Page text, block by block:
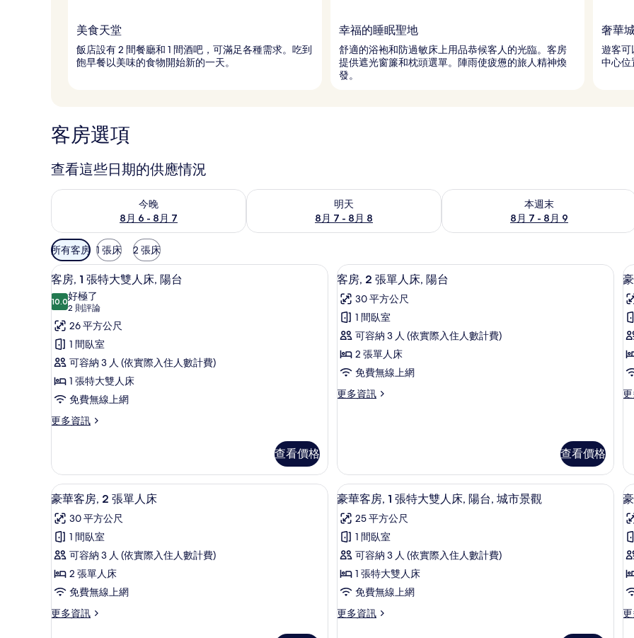
美食天堂
飯店設有 2 間餐廳和 1 間酒吧，可滿足各種需求。吃到
飽早餐以美味的食物開始新的一天。
幸福的睡眠聖地
舒適的浴袍和防過敏床上用品恭候客人的光臨。客房
提供遮光窗簾和枕頭選單。陣雨使疲憊的旅人精神煥
發。
奢華
遊客可
中心位
客房選項
查看這些日期的供應情況
今晚
8月 6 - 8月 7
查看今晚 (8月 6 - 8月 7) 的供應情況
明天
8月 7 - 8月 8
查看明天 (8月 7 - 8月 8) 的供應情況
本週末
8月 7 - 8月 9
查看本週末 (8月 7 - 8月 9) 的供應情況
可
用
的
客
房
篩
選
條
件
所有客房 1 張床 2 張床
顯
示
客
房,
張
特
大
雙
陽
台
的
所
有
相
片
低過敏寢具、迷你吧、客房內保險箱、筆電工作空間
5
客房, 1 張特大雙人床, 陽台
10.010.0 分，滿分 10 分
好極了
2 則評論
(2
則
評
論)
26 平方公尺
1 間臥室
可容納 3 人 (依實際入住人數計費)
1 張特大雙人床
免費無線上網
更多資訊
更
1
張
特
雙
人
床,
陽
台
的
詳
情
查看價格
顯
示
客
房,
2
張
單
人
的
所
有
相
片
低過敏寢具、迷你吧、客房內保險箱、
5
客房, 2 張單人床, 陽台
30 平方公尺
1 間臥室
可容納 3 人 (依實際入住人數計費)
2 張單人床
免費無線上網
更多資訊
更
單
人
床,
陽
台
的
詳
情
查看價格
客
片
更
1
張
特
大
雙
人
床
的
詳
顯
示
豪
華
客
房,
張
低過敏寢具、迷你吧、客房內保險箱、筆電工作空間
6
豪華客房, 2 張單人床
30 平方公尺
1 間臥室
可容納 3 人 (依實際入住人數計費)
2 張單人床
免費無線上網
更多資訊
更
顯
示
豪
華
客
房,
張
豪華客房, 1 張特大雙人床, 陽台, 城市
6
豪華客房, 1 張特大雙人床, 陽台, 城市景觀
25 平方公尺
1 間臥室
可容納 3 人 (依實際入住人數計費)
1 張特大雙人床
免費無線上網
更多資訊
更
客
更